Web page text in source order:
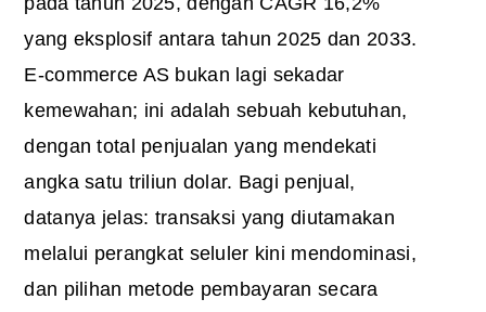
yang eksplosif antara tahun 2025 dan 2033.
E-commerce AS bukan lagi sekadar
kemewahan; ini adalah sebuah kebutuhan,
dengan total penjualan yang mendekati
angka satu triliun dolar. Bagi penjual,
datanya jelas: transaksi yang diutamakan
melalui perangkat seluler kini mendominasi,
dan pilihan metode pembayaran secara